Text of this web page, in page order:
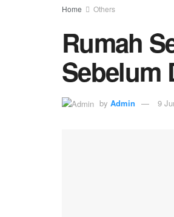
Home Others
Rumah
Sebelum
by Admin 9